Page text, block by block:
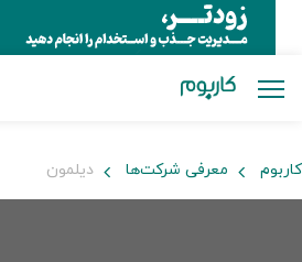
کاربوم معرفی شرکت‌ها دیلمون